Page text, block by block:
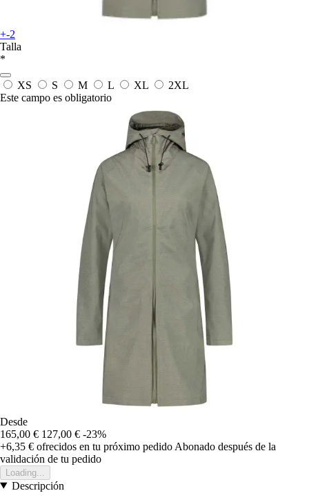
+-2
Talla
*
XS S M L XL
2XL
Este campo es obligatorio
Desde
165,00 € 127,00 € -23%
+6,35 € ofrecidos en tu próximo pedido Abonado después de la
validación de tu pedido
Loading...
Descripción